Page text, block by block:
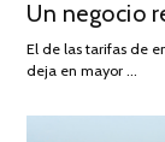
ON
Un negocio
El de las tarifas de
deja en mayor …